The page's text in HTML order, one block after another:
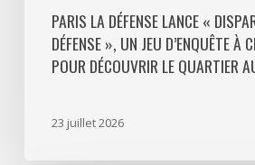
découvrir
quartier
PARIS LA DÉFENSE LANCE «
DÉFENSE », UN JEU D’ENQUÊTE À
POUR DÉCOUVRIR LE QUARTIER
23 juillet 2026